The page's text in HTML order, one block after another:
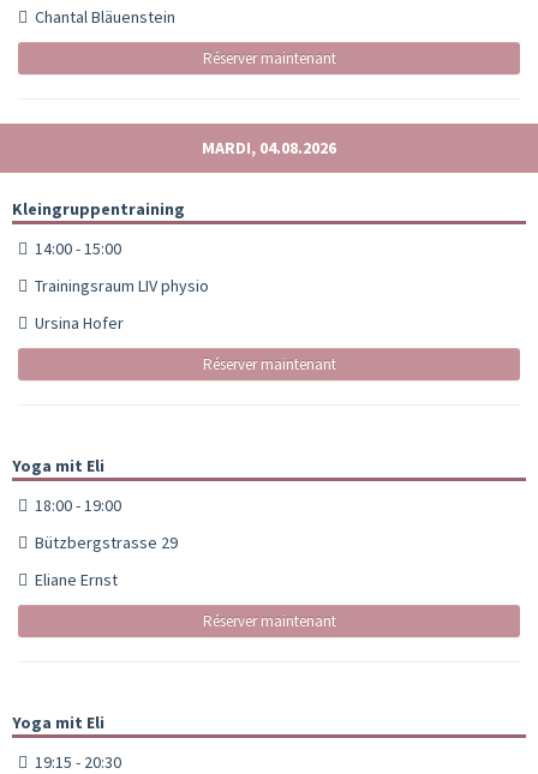
Chantal Bläuenstein
Réserver maintenant
MARDI, 04.08.2026
Kleingruppentraining
14:00 - 15:00
Trainingsraum LIV physio
Ursina Hofer
Réserver maintenant
Yoga mit Eli
18:00 - 19:00
Bützbergstrasse 29
Eliane Ernst
Réserver maintenant
Yoga mit Eli
19:15 - 20:30